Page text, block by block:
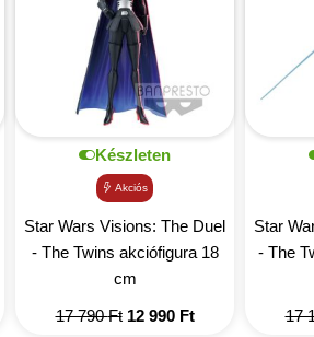
Készleten
Akciós
Star Wars Visions: The Duel
- The Twins akciófigura 18
cm
17 790Ft Original
12 990 FtCurrent
Star
- The
17